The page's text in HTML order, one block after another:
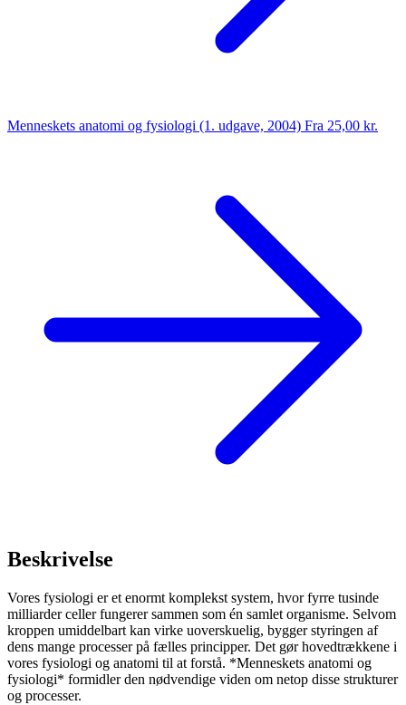
Menneskets anatomi og fysiologi (1. udgave, 2004) Fra 25,00 kr.
Beskrivelse
Vores fysiologi er et enormt komplekst system, hvor fyrre tusinde
milliarder celler fungerer sammen som én samlet organisme. Selvom
kroppen umiddelbart kan virke uoverskuelig, bygger styringen af
dens mange processer på fælles principper. Det gør hovedtrækkene i
vores fysiologi og anatomi til at forstå. *Menneskets anatomi og
fysiologi* formidler den nødvendige viden om netop disse strukturer
og processer.